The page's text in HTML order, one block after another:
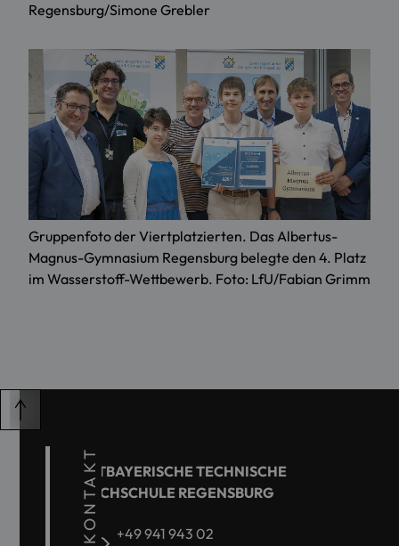
Regensburg/Simone Grebler
Gruppenfoto der Viertplatzierten. Das Albertus-
Magnus-Gymnasium Regensburg belegte den 4. Platz
im Wasserstoff-Wettbewerb. Foto: LfU/Fabian Grimm
KONTAKT
OSTBAYERISCHE TECHNISCHE
HOCHSCHULE REGENSBURG
+49 941 943 02